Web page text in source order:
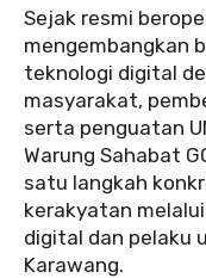
Sejak resmi
mengembangkan
teknologi digital
masyarakat,
serta penguatan
Warung Sahabat
satu langkah
kerakyatan
digital dan pelaku
Karawang.